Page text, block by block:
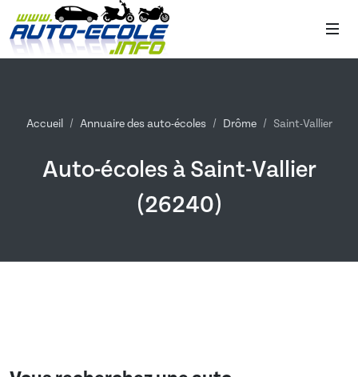
Accueil Annuaire des auto-écoles Drôme Saint-Vallier
Auto-écoles à Saint-Vallier
(26240)